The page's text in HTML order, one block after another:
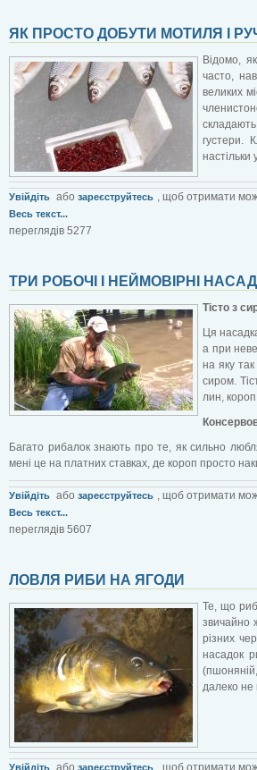
ЯК ПРОСТО ДОБУТИ МОТИЛЯ І
Відомо,
часто,
великих
густери.
Увійдіть або зареєструйтесь , щоб отримати
Весь текст...
переглядів 5277
ТРИ РОБОЧІ І НЕЙМОВІРНІ
Тісто з
Ця
а при
на яку
сиром.
лин, короп
Багато рибалок знають про те, як сильно
мені це на платних ставках, де короп просто
Увійдіть або зареєструйтесь , щоб отримати
Весь текст...
переглядів 5607
ЛОВЛЯ РИБИ НА ЯГОДИ
Те, що
звичайно
різних
насадок
далеко
Увійдіть або зареєструйтесь , щоб отримати